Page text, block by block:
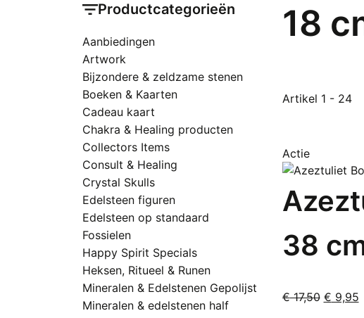
Productcategorieën
Aanbiedingen
Artwork
Bijzondere & zeldzame stenen
Boeken & Kaarten
Cadeau kaart
Chakra & Healing producten
Collectors Items
Consult & Healing
Crystal Skulls
Edelsteen figuren
Edelsteen op standaard
Fossielen
Happy Spirit Specials
Heksen, Ritueel & Runen
Mineralen & Edelstenen Gepolijst
Mineralen & edelstenen half
18
Artikel 1 - 24
Actie
38
€17,50 € 9,95